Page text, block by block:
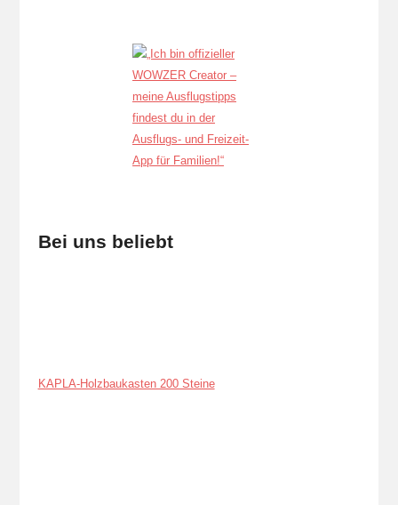
Bei uns beliebt
KAPLA-Holzbaukasten 200 Steine